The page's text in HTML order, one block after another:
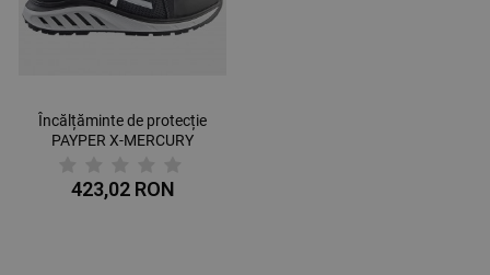
Încălțăminte de protecție
PAYPER X-MERCURY
SPACE
423,02 RON